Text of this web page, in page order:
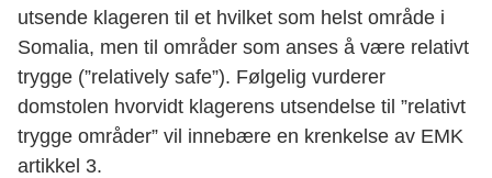
utsende klageren til et hvilket som helst område i
Somalia, men til områder som anses å være relativt
trygge (”relatively safe”). Følgelig vurderer
domstolen hvorvidt klagerens utsendelse til ”relativt
trygge områder” vil innebære en krenkelse av EMK
artikkel 3.